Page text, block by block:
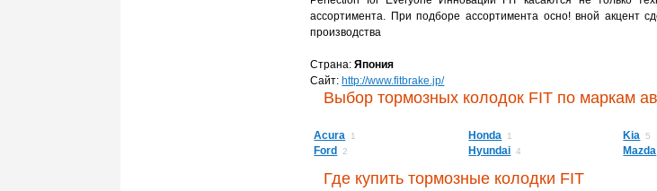
ассортимента. При подборе ассортимента осно! вной акцент
производства
Страна:Япония
Сайт:http://www.fitbrake.jp/
Выбор тормозных колодок FIT по маркам
Acura 1
Ford 2
Honda 1
Hyundai 4
Kia 5
Mazda
Где купить тормозные колодки FIT